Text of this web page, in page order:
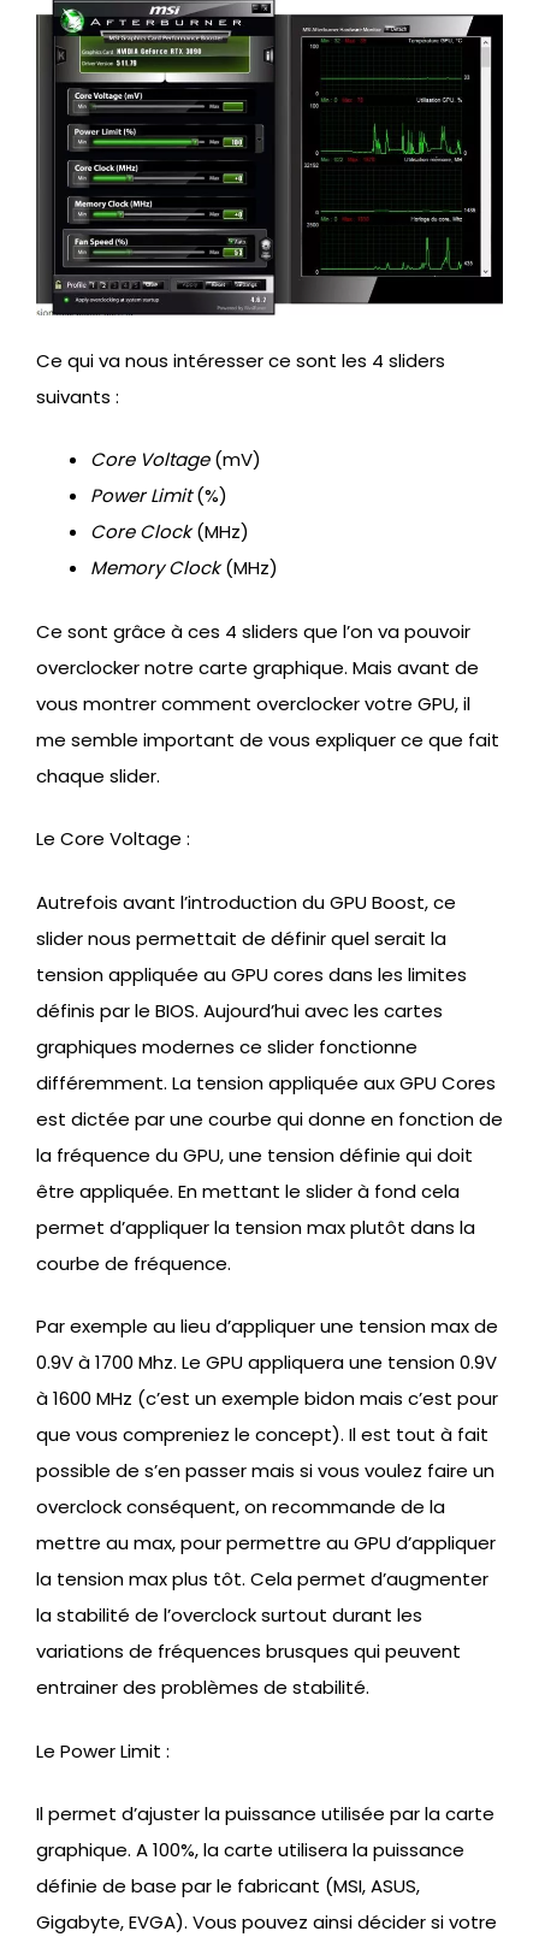
Ce qui va nous intéresser ce sont les 4 sliders
suivants :
Core Voltage(mV)
Power Limit(%)
Core Clock(MHz)
Memory Clock(MHz)
Ce sont grâce à ces 4 sliders que l’on va pouvoir
overclocker notre carte graphique. Mais avant de
vous montrer comment overclocker votre GPU, il
me semble important de vous expliquer ce que fait
chaque slider.
Le Core Voltage :
Autrefois avant l’introduction du GPU Boost, ce
slider nous permettait de définir quel serait la
tension appliquée au GPU cores dans les limites
définis par le BIOS. Aujourd’hui avec les cartes
graphiques modernes ce slider fonctionne
différemment. La tension appliquée aux GPU Cores
est dictée par une courbe qui donne en fonction de
la fréquence du GPU, une tension définie qui doit
être appliquée. En mettant le slider à fond cela
permet d’appliquer la tension max plutôt dans la
courbe de fréquence.
Par exemple au lieu d’appliquer une tension max de
0.9V à 1700 Mhz. Le GPU appliquera une tension 0.9V
à 1600 MHz (c’est un exemple bidon mais c’est pour
que vous compreniez le concept). Il est tout à fait
possible de s’en passer mais si vous voulez faire un
overclock conséquent, on recommande de la
mettre au max, pour permettre au GPU d’appliquer
la tension max plus tôt. Cela permet d’augmenter
la stabilité de l’overclock surtout durant les
variations de fréquences brusques qui peuvent
entrainer des problèmes de stabilité.
Le Power Limit :
Il permet d’ajuster la puissance utilisée par la carte
graphique. A 100%, la carte utilisera la puissance
définie de base par le fabricant (MSI, ASUS,
Gigabyte, EVGA). Vous pouvez ainsi décider si votre